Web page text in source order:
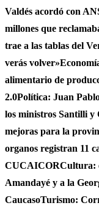
Valdés acordó con
millones que
trae a las tablas del
verás volver»
alimentario de
2.0Política: Juan
los ministros Santilli y
mejoras para la
organos registran 11
CUCAICORCultura:
Amandayé y a la
CaucasoTurismo: